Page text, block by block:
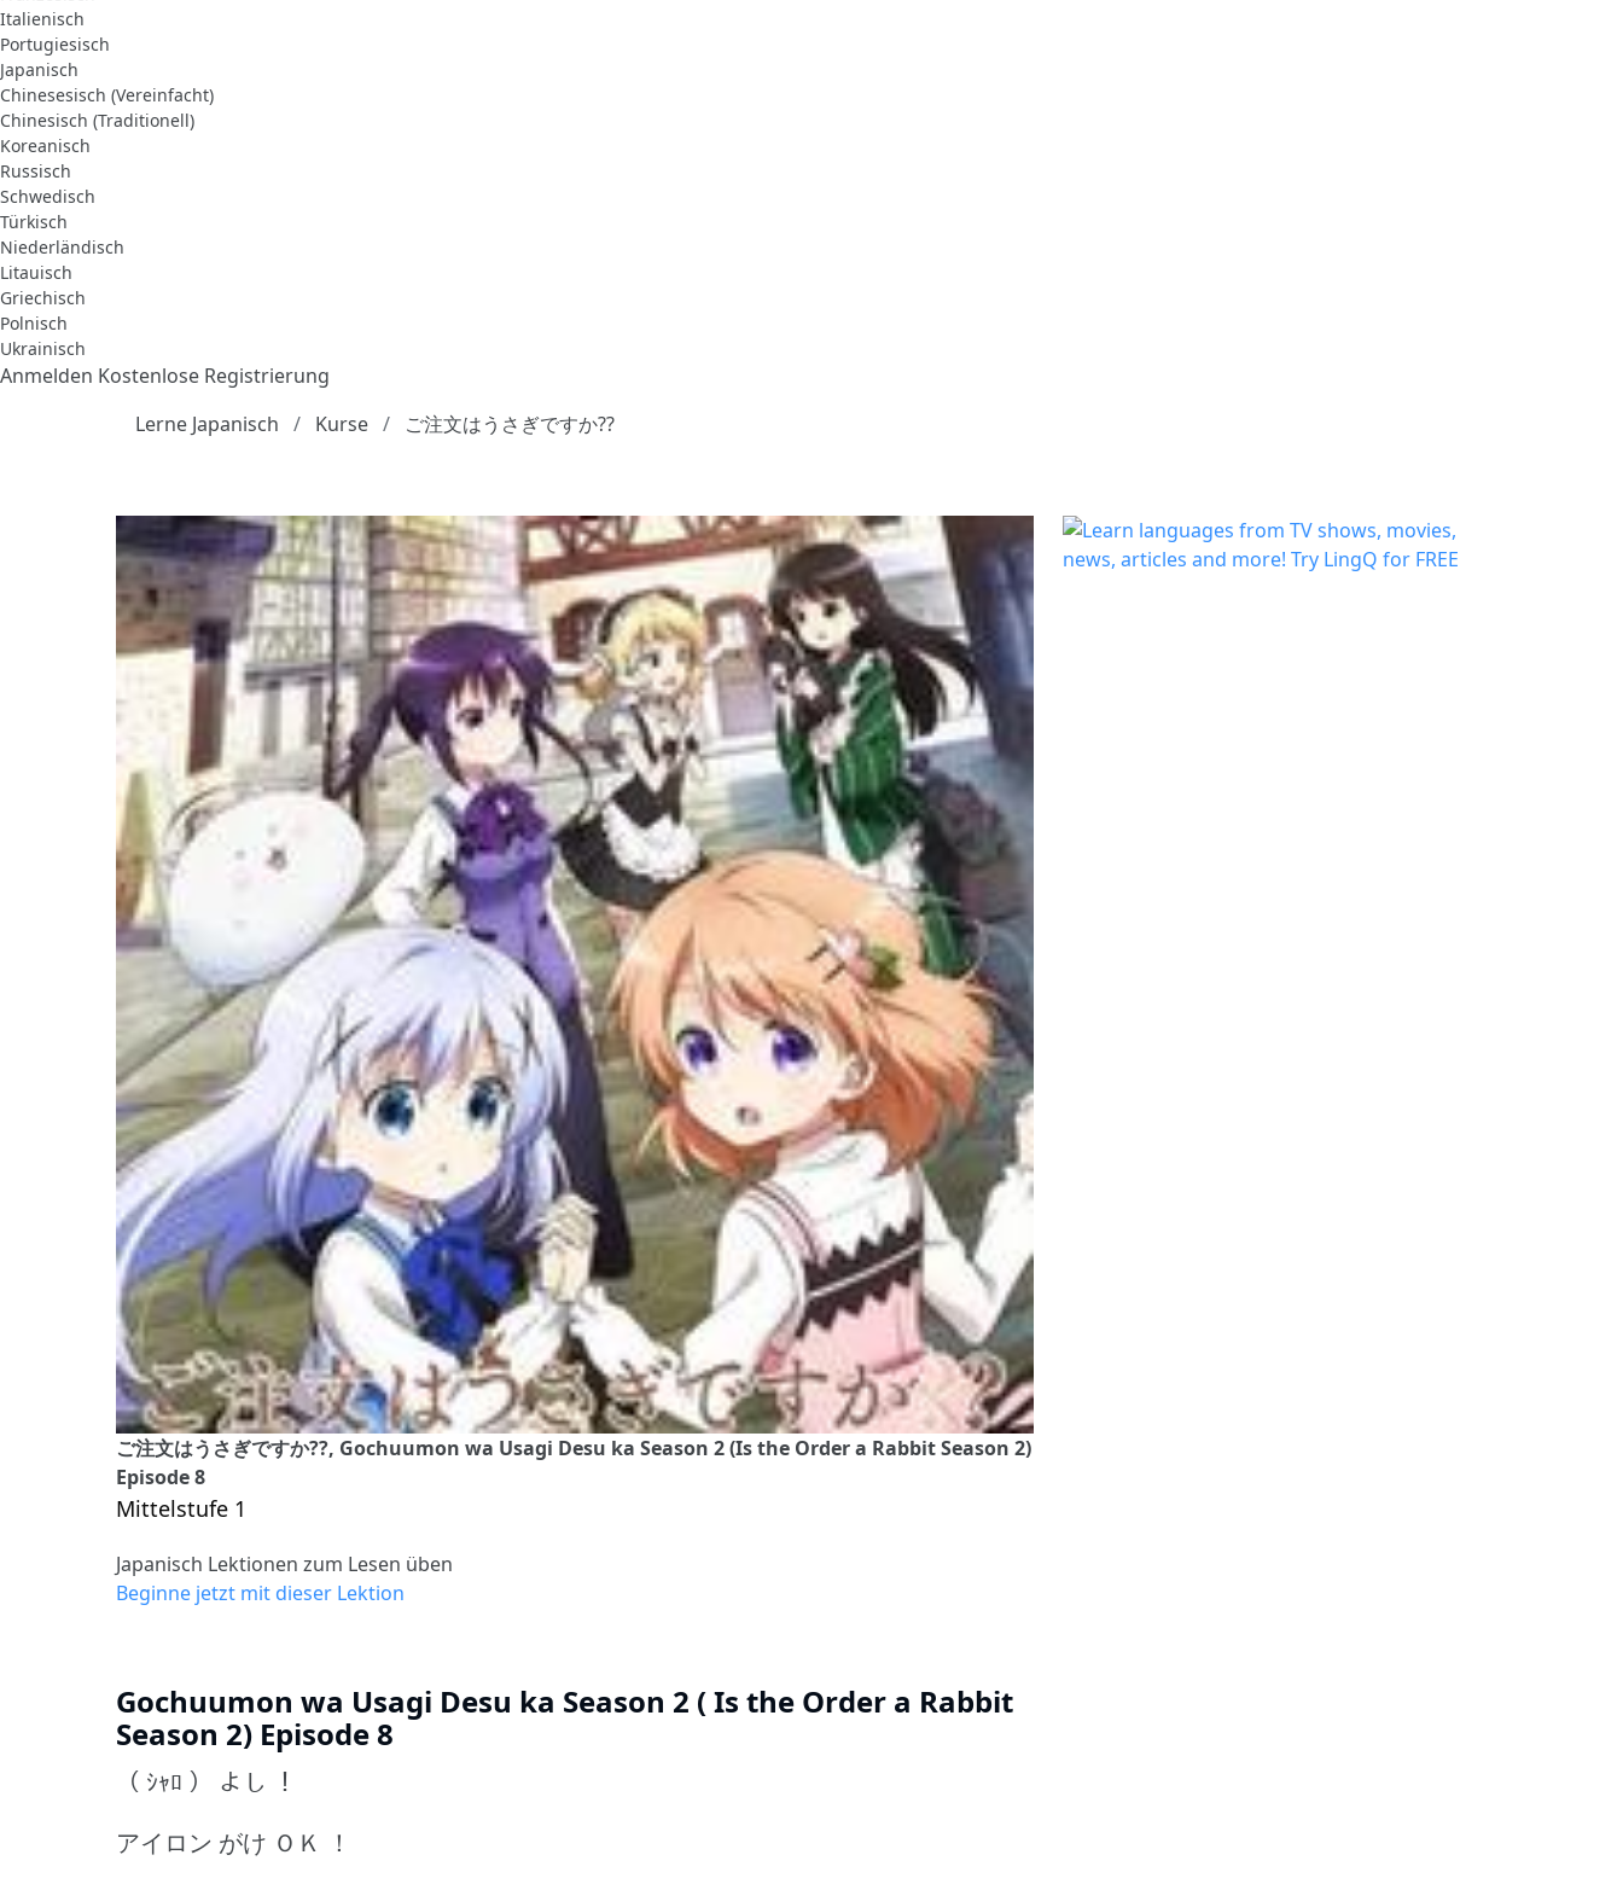
Italienisch
Portugiesisch
Japanisch
Chinesesisch (Vereinfacht)
Chinesisch (Traditionell)
Koreanisch
Russisch
Schwedisch
Türkisch
Niederländisch
Litauisch
Griechisch
Polnisch
Ukrainisch
Anmelden Kostenlose Registrierung
Lerne Japanisch
Kurse ご注文はうさぎですか??
ご注文はうさぎですか??, Gochuumon wa Usagi Desu ka Season 2 (Is the Order a Rabbit Season 2)
Episode 8
Mittelstufe 1
Japanisch Lektionen zum Lesen üben
Beginne jetzt mit dieser Lektion
Gochuumon wa Usagi Desu ka Season 2 ( Is the Order a Rabbit
Season 2) Episode 8
（ ｼｬﾛ ） よし ！
アイロン がけ ＯＫ ！